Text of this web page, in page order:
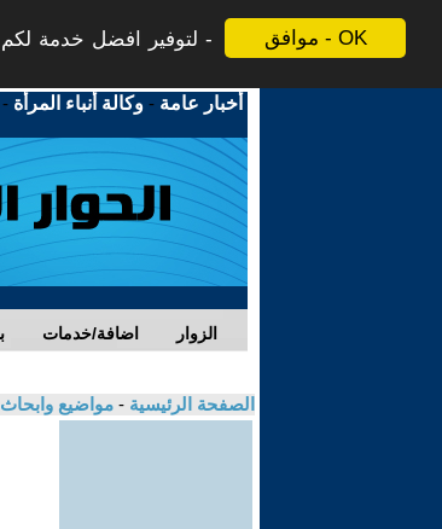
موافق - OK
لتوفير افضل خدمة
أخبار عامة -وكالة أنباء المرأة -
اضافة/خدمات الزوار
الصفحة الرئيسية - مواضيع